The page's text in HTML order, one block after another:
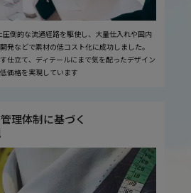
倒的な流通経路を駆使し、大量仕入れや国内
発などで素材の低コスト化に成功しました。
仕立て、ディテールにまで気を配ったデザイン
価格を実現しています
理体制に基づく